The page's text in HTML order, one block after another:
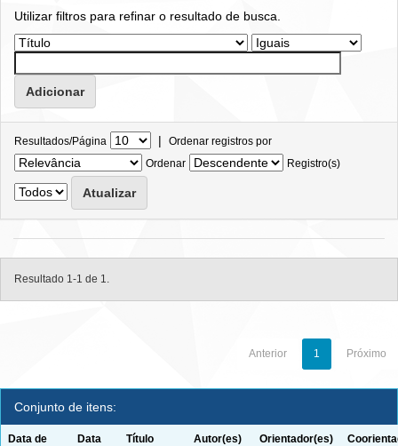
Utilizar filtros para refinar o resultado de busca.
Resultados/Página | Ordenar registros por
Ordenar
Registro(s)
Resultado 1-1 de 1.
Anterior 1 Próximo
Conjunto de itens:
Data de
Data
Título Autor(es) Orientador(es)